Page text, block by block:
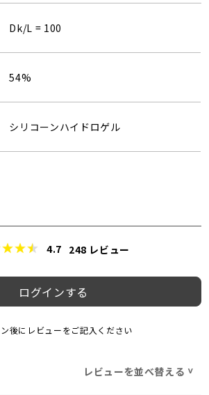
Dk/L = 100
54%
シリコーンハイドロゲル
4.7 248 レビュー
ログインする
後にレビューをご記入ください
レビューを並べ替える >